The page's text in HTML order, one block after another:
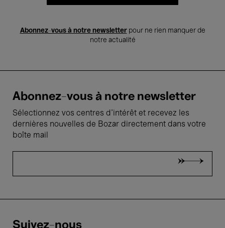
Abonnez-vous à notre newsletterpour ne rien manquer de
notre actualité
Abonnez-vous à notre newsletter
Sélectionnez vos centres d'intérêt et recevez les
dernières nouvelles de Bozar directement dans votre
boîte mail
Suivez-nous